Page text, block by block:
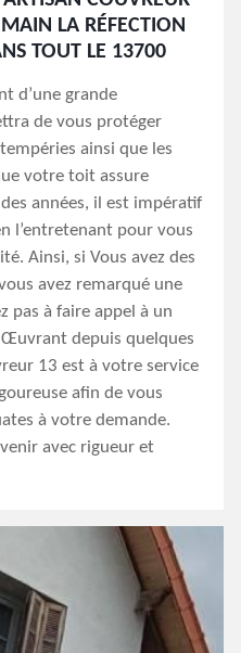
LA RÉFECTION
TOUT LE 13700
d’une grande
de vous protéger
ainsi que les
votre toit assure
années, il est impératif
l’entretenant pour vous
Ainsi, si Vous avez des
avez remarqué une
pas à faire appel à un
depuis quelques
13 est à votre service
afin de vous
à votre demande.
avec rigueur et